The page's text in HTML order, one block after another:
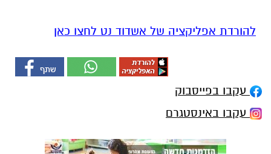
להורדת אפליקציה של אשדוד נט לחצו כאן
עקבו בפייסבוק
עקבו באינסטגרם